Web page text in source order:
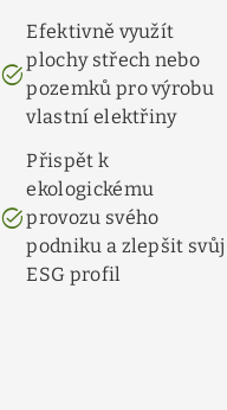
task_alt
Efektivně využít
plochy střech nebo
pozemků pro výrobu
vlastní elektřiny
task_alt
Přispět k
ekologickému
provozu svého
podniku a zlepšit svůj
ESG profil